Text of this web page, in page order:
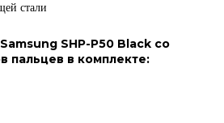
стали
SHP-P50 Black со
пальцев в комплекте: